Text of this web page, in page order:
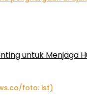
untuk Menjaga